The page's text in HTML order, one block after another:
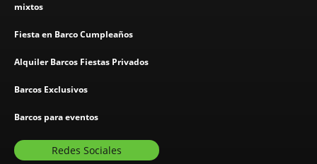
mixtos
Fiesta en Barco Cumpleaños
Alquiler Barcos Fiestas Privados
Barcos Exclusivos
Barcos para eventos
Redes Sociales